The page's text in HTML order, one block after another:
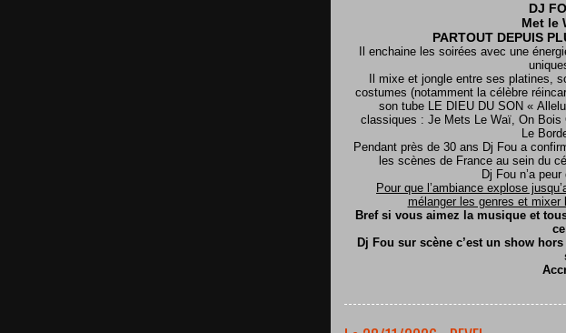
DJ
Met le
PARTOUT DEPUIS
Il enchaine les soirées avec une
Il mixe et jongle entre ses platines,
costumes (notamment la célèbre
son tube LE DIEU DU SON «
classiques : Je Mets Le Waï, On Bois
Le
Pendant près de 30 ans Dj Fou a
les scènes de France au sein du
Dj Fou n’a
Pour que l’ambiance explose
mélanger les genres et
Bref si vous aimez la musique et
Dj Fou sur scène c’est un show